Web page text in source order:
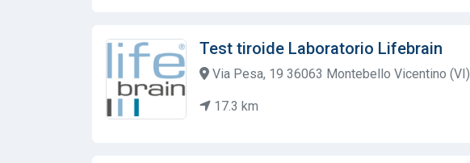
Test tiroide Laboratorio Lifebrain
Via Pesa, 19 36063 Montebello Vicentino (VI)
17.3 km